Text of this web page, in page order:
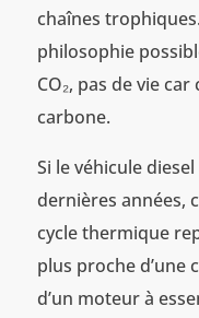
chaînes
philosophie
CO₂, pas de vie
carbone.
Si le véhicule
dernières années,
cycle thermique
plus proche d’une
d’un moteur à